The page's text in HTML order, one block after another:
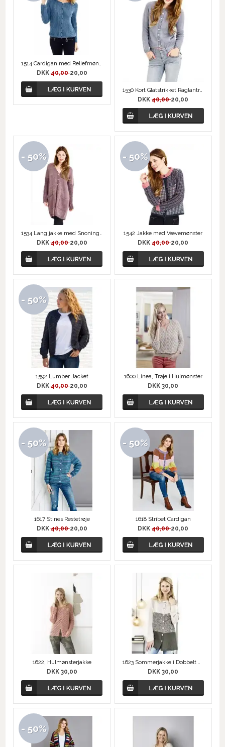
1514 Cardigan med Reliefmønster
DKK40,0020,00
1530 Kort Glatstrikket Raglantrøje
DKK40,0020,00
- 50%
1534 Lang jakke med Snoningsærmer
DKK40,0020,00
- 50%
1542 Jakke med Vævemønster
DKK40,0020,00
- 50%
1592 Lumber Jacket
DKK40,0020,00
1600 Linea, Trøje i Hulmønster
DKK 30,00
- 50%
1617 Stines Restetrøje
DKK40,0020,00
- 50%
1618 Stribet Cardigan
DKK40,0020,00
1622, Hulmønsterjakke
DKK 30,00
1623 Sommerjakke i Dobbelt Garn
DKK 30,00
- 50%